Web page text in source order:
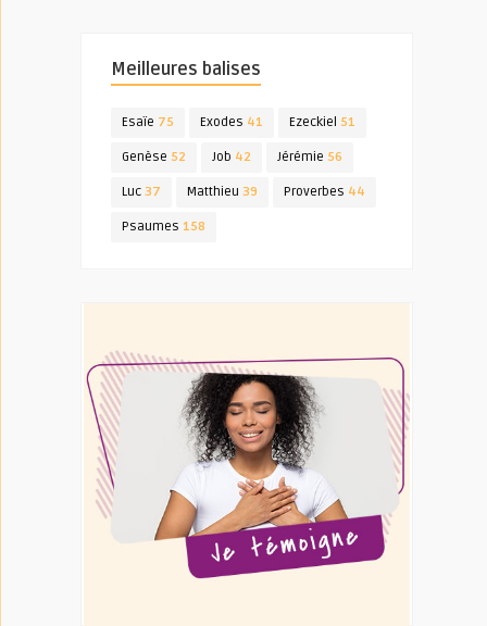
Meilleures balises
Esaïe 75 Exodes 41 Ezeckiel 51
Genèse 52 Job 42 Jérémie 56
Luc 37 Matthieu 39 Proverbes 44
Psaumes 158